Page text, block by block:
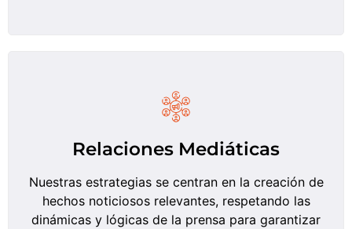
Relaciones Mediáticas
Nuestras estrategias se centran en la creación de
hechos noticiosos relevantes, respetando las
dinámicas y lógicas de la prensa para garantizar